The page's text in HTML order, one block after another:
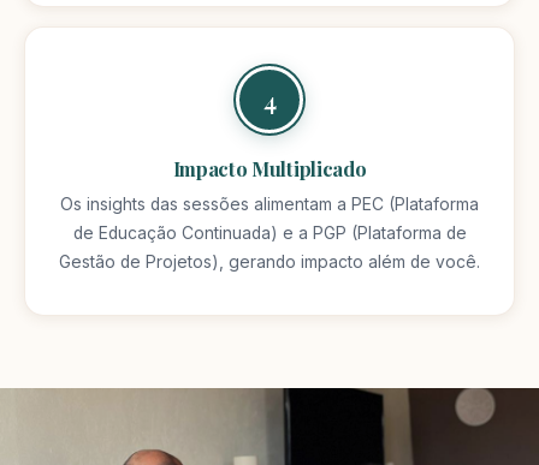
4
Impacto Multiplicado
Os insights das sessões alimentam a PEC (Plataforma
de Educação Continuada) e a PGP (Plataforma de
Gestão de Projetos), gerando impacto além de você.